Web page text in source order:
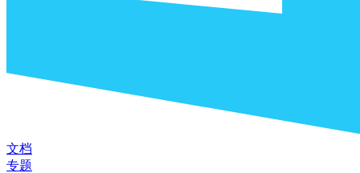
文档
专题